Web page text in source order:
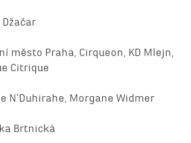
město Praha, Cirqueon, KD Mlejn,
Citrique
N’Duhirahe, Morgane Widmer
Brtnická